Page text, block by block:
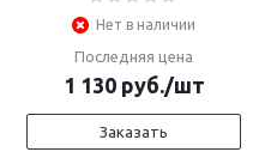
Нет в наличии
Последняя цена
1 130руб./шт
Заказать